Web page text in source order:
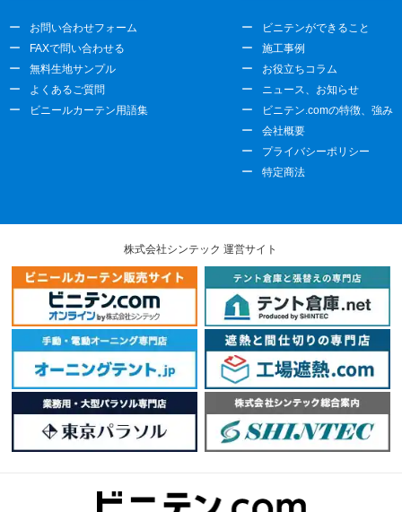
お問い合わせフォーム
FAXで問い合わせる
無料生地サンプル
よくあるご質問
ビニールカーテン用語集
ビニテンができること
施工事例
お役立ちコラム
ニュース、お知らせ
ビニテン.comの特徴、強み
会社概要
プライバシーポリシー
特定商法
株式会社シンテック 運営サイト